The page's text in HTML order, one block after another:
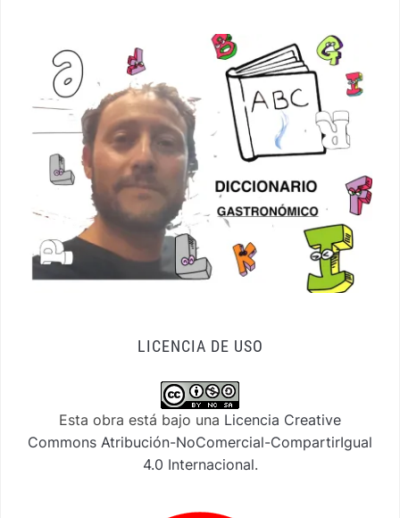
LICENCIA DE USO
Esta obra está bajo una Licencia Creative
Commons Atribución-NoComercial-CompartirIgual
4.0 Internacional.